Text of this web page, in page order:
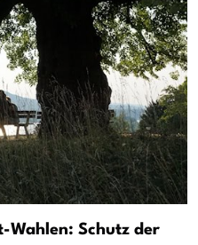
Wahlen: Schutz der